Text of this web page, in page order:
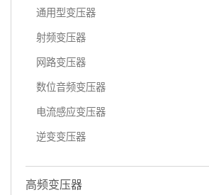
通用型变压器
射频变压器
网路变压器
数位音频变压器
电流感应变压器
逆变变压器
高频变压器